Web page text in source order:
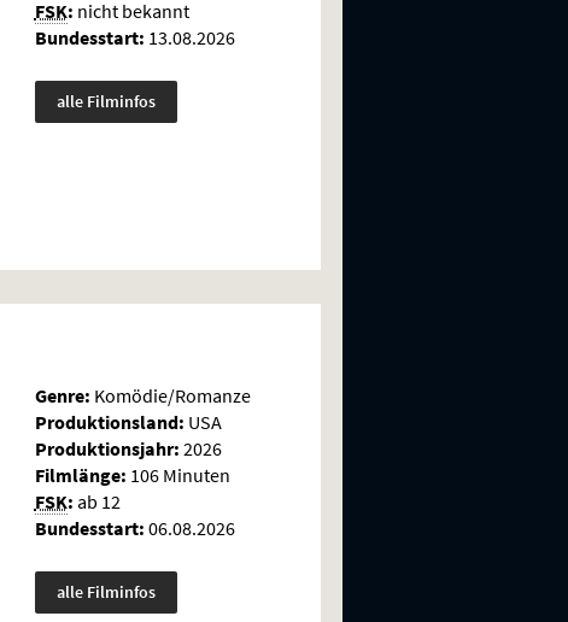
FSK: nicht bekannt
Bundesstart: 13.08.2026
alle Filminfos
Genre: Komödie/Romanze
Produktionsland: USA
Produktionsjahr: 2026
Filmlänge: 106 Minuten
FSK: ab 12
Bundesstart: 06.08.2026
alle Filminfos